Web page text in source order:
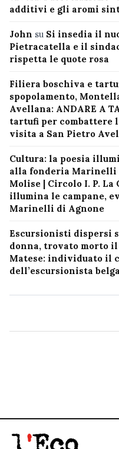
additivi e gli aromi
John su Si insedia il
Pietracatella e il
rispetta le quote rosa
Filiera boschiva e
spopolamento,
Avellana: ANDARE A
tartufi per combattere
visita a San Pietro
Cultura: la poesia
alla fonderia Marinelli
Molise | Circolo I. P. La
illumina le campane,
Marinelli di Agnone
Escursionisti dispersi
donna, trovato morto il
Matese: individuato il
dell’escursionista belga